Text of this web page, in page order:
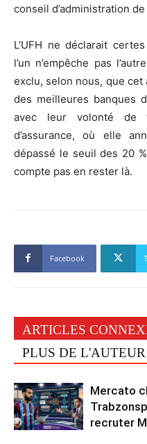
conseil d’administration
L’UFH ne déclarait
l’un n’empêche pas
exclu, selon nous, que cet
des meilleures banques
avec leur volonté de
d’assurance, où elle
dépassé le seuil des 20
compte pas en rester là.
Facebook
ARTICLES
PLUS DE L'AUTEUR
Mercato
recruter